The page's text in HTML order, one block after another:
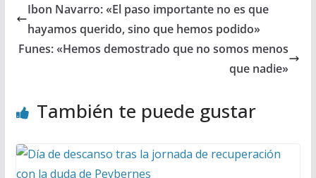
Ibon Navarro: «El paso importante no es que
hayamos querido, sino que hemos podido»
Funes: «Hemos demostrado que no somos menos
que nadie»
También te puede gustar